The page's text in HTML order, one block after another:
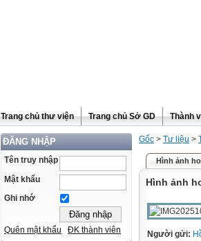
Trang chủ thư viện Trang chủ Sở GD Thành
ĐĂNG NHẬP
Tên truy nhập
Mật khẩu
Ghi nhớ
Quên mật khẩu ĐK thành viên
Gốc > Tư liệu >
Hình ảnh
Hình ảnh
Người gửi: